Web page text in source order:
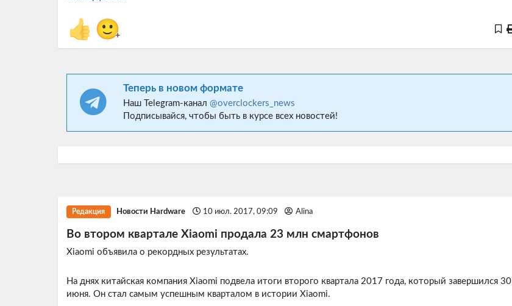
👍 🙂
+
Теперь в новом формате
Наш Telegram-канал @overclockers_news
Подписывайся, чтобы быть в курсе всех новостей!
Редакция Новости Hardware 10 июл. 2017, 09:09 Alina
Во втором квартале Xiaomi продала 23 млн смартфонов
Xiaomi объявила о рекордных результатах.
На днях китайская компания Xiaomi подвела итоги второго квартала 2017 года, который завершился 30
июня. Он стал самым успешным кварталом в истории Xiaomi.